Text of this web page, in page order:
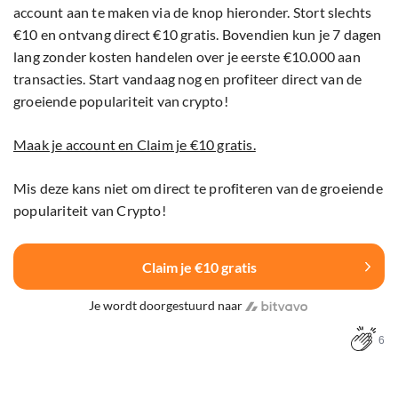
account aan te maken via de knop hieronder. Stort slechts
€10 en ontvang direct €10 gratis. Bovendien kun je 7 dagen
lang zonder kosten handelen over je eerste €10.000 aan
transacties. Start vandaag nog en profiteer direct van de
groeiende populariteit van crypto!
Maak je account en Claim je €10 gratis.
Mis deze kans niet om direct te profiteren van de groeiende
populariteit van Crypto!
Claim je €10 gratis
Je wordt doorgestuurd naar
6